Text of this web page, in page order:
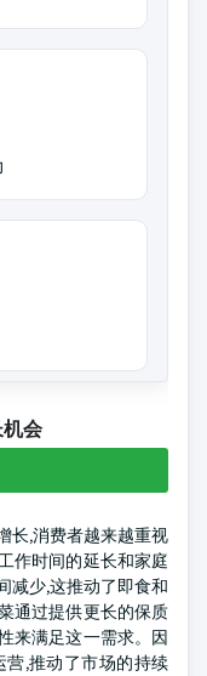
会
长,消费者越来越重视
作时间的延长和家庭
减少,这推动了即食和
通过提供更长的保质
来满足这一需求。因
营,推动了市场的持续